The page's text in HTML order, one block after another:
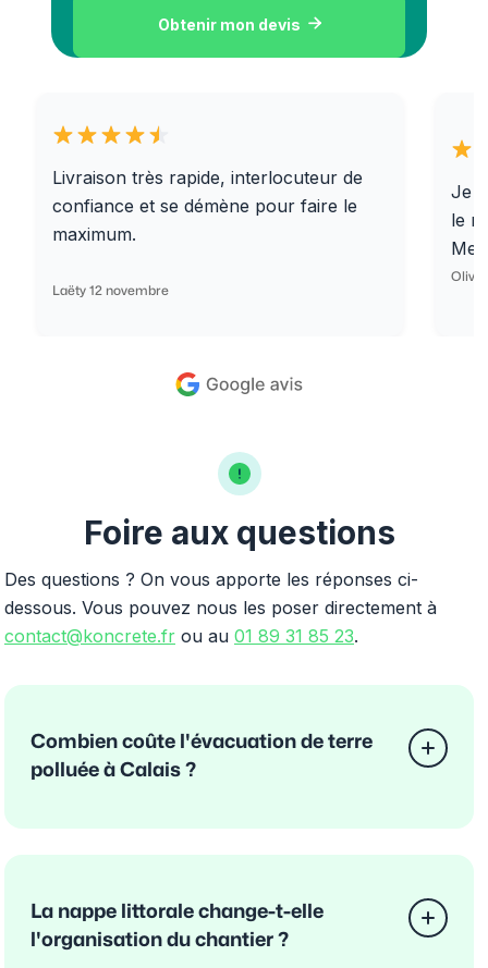
Obtenir mon devis 
Livraison très rapide, interlocuteur de
confiance et se démène pour faire le
maximum.
Laëty 12 novembre
Je
le
Foire aux questions
Des questions ? On vous apporte les réponses ci-
dessous. Vous pouvez nous les poser directement à
contact@koncrete.fr ou au 01 89 31 85 23.
Combien coûte l'évacuation de terre
polluée à Calais ?
La nappe littorale change-t-elle
l'organisation du chantier ?